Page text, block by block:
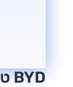
BYD טאנג 2026 חוות דעת